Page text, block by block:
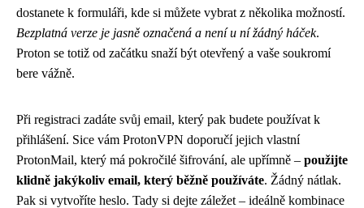
dostanete k formuláři, kde si můžete vybrat z několika možností.
Bezplatná verze je jasně označená a není u ní žádný háček.
Proton se totiž od začátku snaží být otevřený a vaše soukromí
bere vážně.
Při registraci zadáte svůj email, který pak budete používat k
přihlášení. Sice vám ProtonVPN doporučí jejich vlastní
ProtonMail, který má pokročilé šifrování, ale upřímně – použijte
klidně jakýkoliv email, který běžně používáte. Žádný nátlak.
Pak si vytvoříte heslo. Tady si dejte záležet – ideálně kombinace